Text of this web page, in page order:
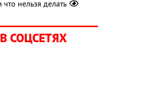
что нельзя делать
СОЦСЕТЯХ